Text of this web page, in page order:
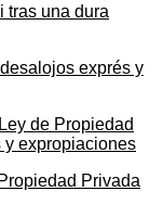
tras una dura
de Propiedad
y expropiaciones